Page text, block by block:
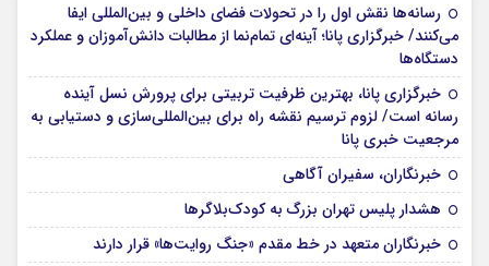
رسانه‌ها نقش اول را در تحولات فضای داخلی و بین‌المللی ایفا
می‌کنند/ خبرگزاری پانا؛ آینه‌ای تمام‌نما از مطالبات دانش‌آموزان و عملکرد
دستگاه‌ها
خبرگزاری پانا، بهترین ظرفیت تربیتی برای پرورش نسل آینده
رسانه است/ لزوم ترسیم نقشه راه برای بین‌المللی‌سازی و دستیابی به
مرجعیت خبری پانا
خبرنگاران، سفیران آگاهی
هشدار پلیس تهران بزرگ به کودک‌بلاگرها
خبرنگاران متعهد در خط مقدم «جنگ روایت‌ها» قرار دارند